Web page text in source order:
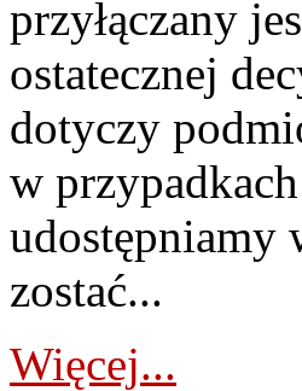
przyłączany
ostatecznej
dotyczy
w
udostępniamy
zostać...
Więcej...